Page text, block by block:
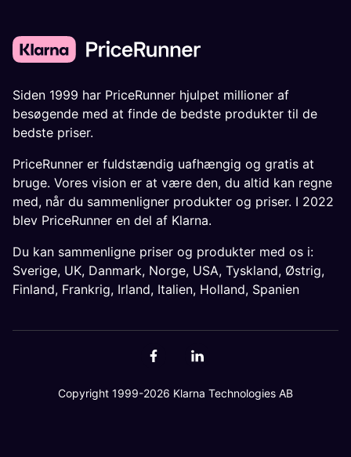
Siden 1999 har PriceRunner hjulpet millioner af
besøgende med at finde de bedste produkter til de
bedste priser.
PriceRunner er fuldstændig uafhængig og gratis at
bruge. Vores vision er at være den, du altid kan regne
med, når du sammenligner produkter og priser. I 2022
blev PriceRunner en del af Klarna.
Du kan sammenligne priser og produkter med os i:
Sverige, UK, Danmark, Norge, USA, Tyskland, Østrig,
Finland, Frankrig, Irland, Italien, Holland, Spanien
Copyright 1999-2026 Klarna Technologies AB